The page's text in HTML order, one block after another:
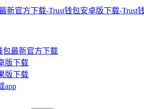
包最新官方下载
版下载
版下载
app